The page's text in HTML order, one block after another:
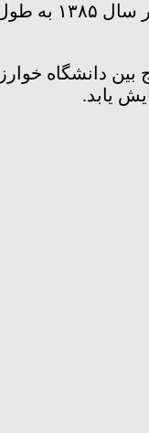
کیلومتر از تونل خط